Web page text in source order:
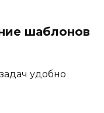
шаблонов
удобно